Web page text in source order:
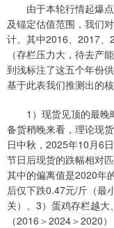
由于本轮行情起爆点
及锚定估值范围，我们
计。其中2016、2017
（存栏压力大，待去产
到浅标注了这五个年份
基于此表我们推测出的核
1）现货见顶的最晚
备货稍晚来看，理论现
日中秋，2025年10月6
节日后现货的跌幅相对
其中的偏离值是2020年
后仅下跌0.47元/斤（最
关）。3）蛋鸡存栏越
（2016＞2024＞2020